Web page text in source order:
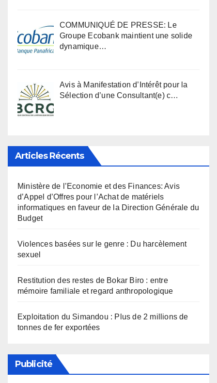
COMMUNIQUÉ DE PRESSE: Le
Groupe Ecobank maintient une solide
dynamique…
Avis à Manifestation d’Intérêt pour la
Sélection d’une Consultant(e) c…
Articles Récents
Ministère de l’Economie et des Finances: Avis
d’Appel d’Offres pour l’Achat de matériels
informatiques en faveur de la Direction Générale du
Budget
Violences basées sur le genre : Du harcèlement
sexuel
Restitution des restes de Bokar Biro : entre
mémoire familiale et regard anthropologique
Exploitation du Simandou : Plus de 2 millions de
tonnes de fer exportées
Publicité